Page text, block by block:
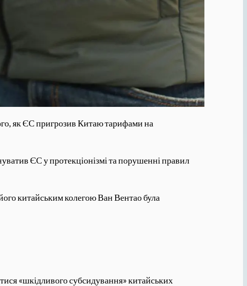
як ЄС пригрозив Китаю тарифами на
ЄС у протекціонізмі та порушенні правил
китайським колегою Ван Вентао була
«шкідливого субсидування» китайських